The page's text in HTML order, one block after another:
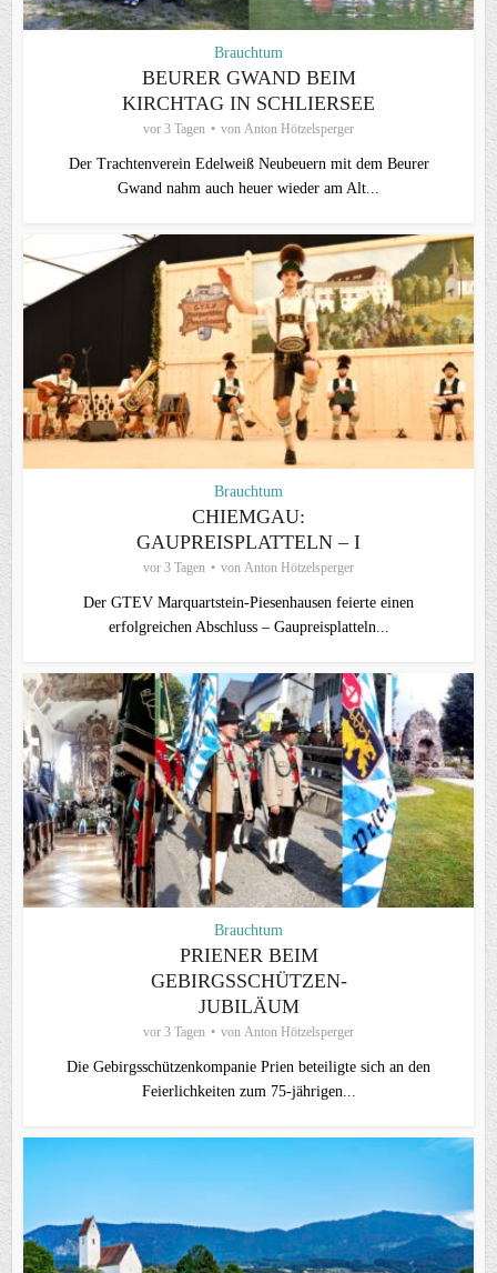
Brauchtum
BEURER GWAND BEIM
KIRCHTAG IN SCHLIERSEE
vor 3 Tagen von Anton Hötzelsperger
Der Trachtenverein Edelweiß Neubeuern mit dem Beurer
Gwand nahm auch heuer wieder am Alt...
Brauchtum
CHIEMGAU:
GAUPREISPLATTELN – I
vor 3 Tagen von Anton Hötzelsperger
Der GTEV Marquartstein-Piesenhausen feierte einen
erfolgreichen Abschluss – Gaupreisplatteln...
Brauchtum
PRIENER BEIM
GEBIRGSSCHÜTZEN-
JUBILÄUM
vor 3 Tagen von Anton Hötzelsperger
Die Gebirgsschützenkompanie Prien beteiligte sich an den
Feierlichkeiten zum 75-jährigen...